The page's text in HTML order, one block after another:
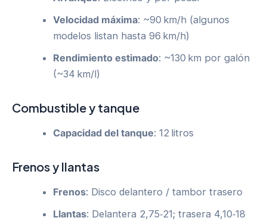
Velocidad máxima: ~90 km/h (algunos
modelos listan hasta 96 km/h)
Rendimiento estimado: ~130 km por galón
(~34 km/l)
Combustible y tanque
Capacidad del tanque: 12 litros
Frenos y llantas
Frenos: Disco delantero / tambor trasero
Llantas: Delantera 2,75‑21; trasera 4,10‑18